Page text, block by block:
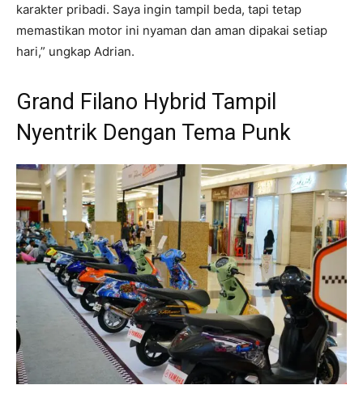
karakter pribadi. Saya ingin tampil beda, tapi tetap
memastikan motor ini nyaman dan aman dipakai setiap
hari,” ungkap Adrian.
Grand Filano Hybrid Tampil
Nyentrik Dengan Tema Punk